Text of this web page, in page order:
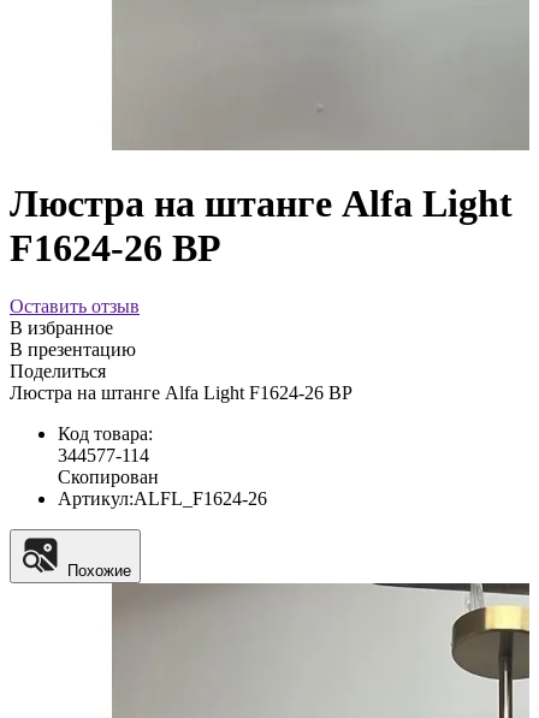
Люстра на штанге Alfa Light
F1624-26 BP
Оставить отзыв
В избранное
В презентацию
Поделиться
Люстра на штанге Alfa Light F1624-26 BP
Код товара:
344577-114
Скопирован
Артикул:ALFL_F1624-26
Похожие